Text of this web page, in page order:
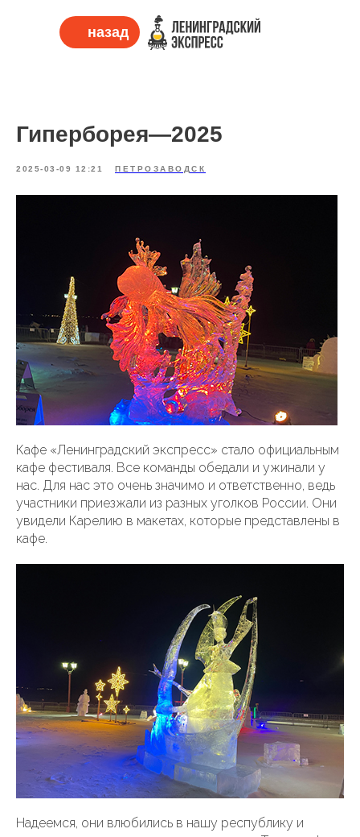
назад
Гиперборея—2025
2025-03-09 12:21 ПЕТРОЗАВОДСК
Кафе «Ленинградский экспресс» стало официальным
кафе фестиваля. Все команды обедали и ужинали у
нас. Для нас это очень значимо и ответственно, ведь
участники приезжали из разных уголков России. Они
увидели Карелию в макетах, которые представлены в
кафе.
Надеемся, они влюбились в нашу республику и